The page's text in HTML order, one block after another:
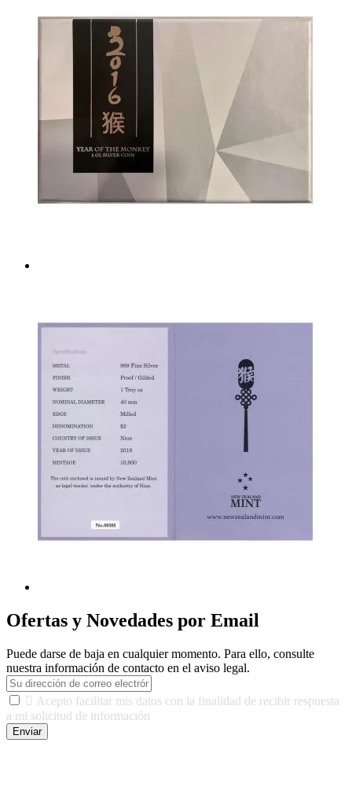
Ofertas y Novedades por Email
Puede darse de baja en cualquier momento. Para ello, consulte
nuestra información de contacto en el aviso legal.
 Acepto facilitar mis datos con la finalidad de recibir respuesta
a mi solicitud de información
Enviar